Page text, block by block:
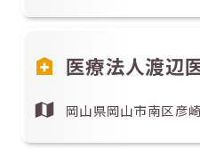
医療法人渡辺
岡山県岡山市南区彦